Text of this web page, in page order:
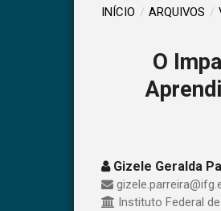
INÍCIO / ARQUIVOS /
O
Gizele Geralda
Instituto Federal